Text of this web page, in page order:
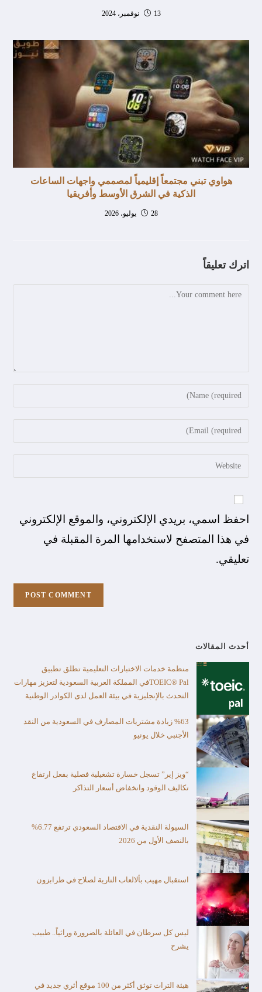
13 نوفمبر، 2024
هواوي تبني مجتمعاً إقليمياً لمصممي واجهات الساعات
الذكية في الشرق الأوسط وأفريقيا
28 يوليو، 2026
اترك تعليقاً
احفظ اسمي، بريدي الإلكتروني، والموقع الإلكتروني
في هذا المتصفح لاستخدامها المرة المقبلة في
تعليقي.
أحدث المقالات
منظمة خدمات الاختبارات التعليمية تطلق تطبيق
TOEIC® Palفي المملكة العربية السعودية لتعزيز مهارات
التحدث بالإنجليزية في بيئة العمل لدى الكوادر الوطنية
%63 زيادة مشتريات المصارف في السعودية من النقد
الأجنبي خلال يونيو
“ويز إير” تسجل خسارة تشغيلية فصلية بفعل ارتفاع
تكاليف الوقود وانخفاض أسعار التذاكر
السيولة النقدية في الاقتصاد السعودي ترتفع 6.77%
بالنصف الأول من 2026
استقبال مهيب بألالعاب النارية لصلاح في طرابزون
ليس كل سرطان في العائلة بالضرورة وراثياً.. طبيب
يشرح
هيئة التراث توثق أكثر من 100 موقع أثري جديد في